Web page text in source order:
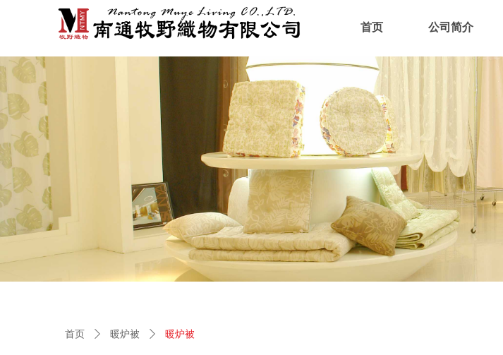
首页 公司简介
首页 ꄲ 暖炉被 ꄲ 暖炉被